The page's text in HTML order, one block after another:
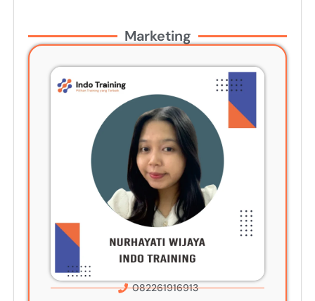
Marketing
082261916913